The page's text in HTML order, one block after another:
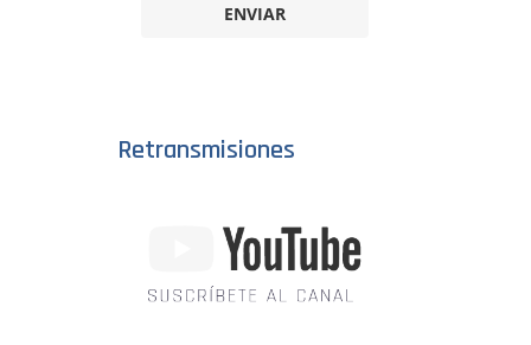
ENVIAR
Retransmisiones